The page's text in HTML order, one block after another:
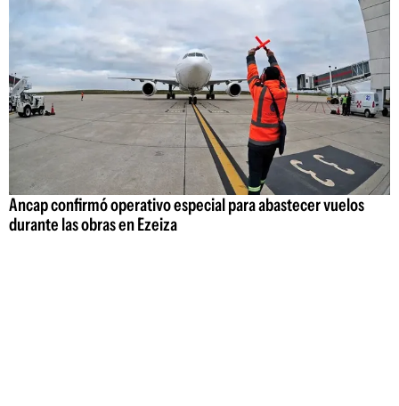
Ancap confirmó operativo especial para abastecer vuelos
durante las obras en Ezeiza